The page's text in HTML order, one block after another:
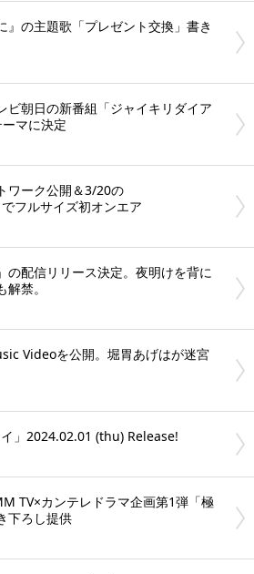
』の主題歌「プレゼント交換」書き
ビ朝日の新番組「ジャイキリダイア
マに決定
ワーク公開＆3/20の
フルサイズ初オンエア
の配信リリース決定。夜明けを背に
禁。
Videoを公開。堀胃あげはが迷宮
」2024.02.01 (thu) Release!
TV×カンテレドラマ企画第1弾「極
下ろし提供